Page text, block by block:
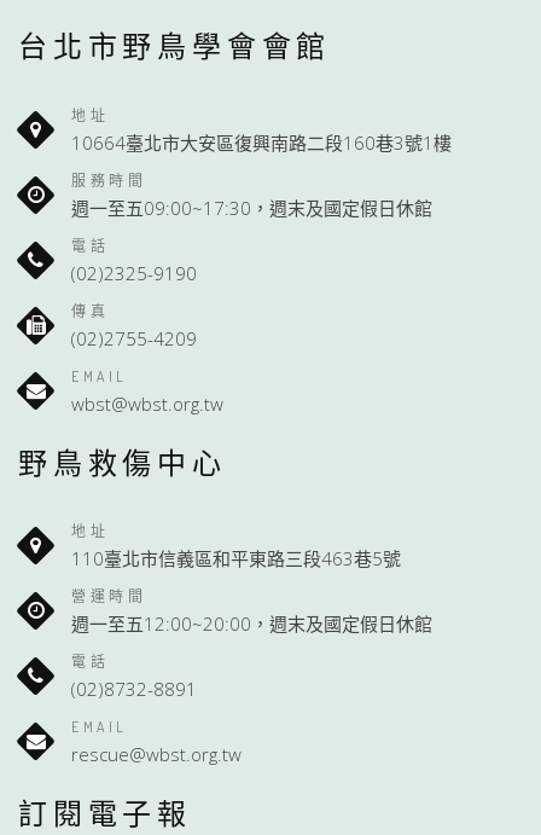
台北市野鳥學會會館
地址
10664臺北市大安區復興南路二段160巷3號1樓
服務時間
週一至五09:00~17:30，週末及國定假日休館
電話
(02)2325-9190
傳真
(02)2755-4209
EMAIL
wbst@wbst.org.tw
野鳥救傷中心
地址
110臺北市信義區和平東路三段463巷5號
營運時間
週一至五12:00~20:00，週末及國定假日休館
電話
(02)8732-8891
EMAIL
rescue@wbst.org.tw
訂閱電子報